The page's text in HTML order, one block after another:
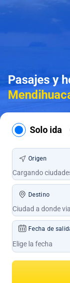
Pasajes y
Solo ida
Origen
Destino
Fecha de